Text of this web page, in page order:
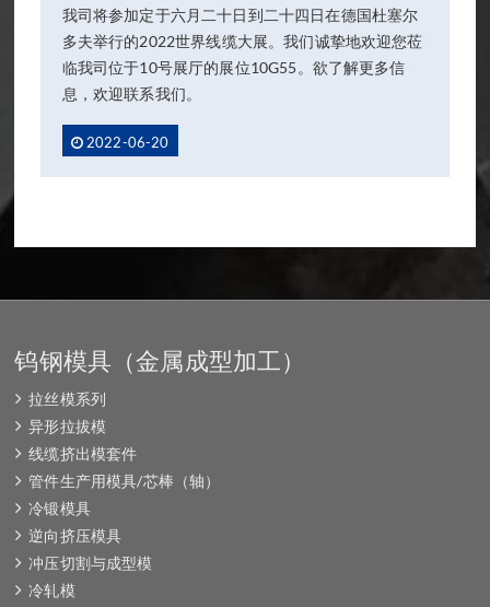
我司将参加定于六月二十日到二十四日在德国杜塞尔
多夫举行的2022世界线缆大展。我们诚挚地欢迎您莅
临我司位于10号展厅的展位10G55。欲了解更多信
息，欢迎联系我们。
2022-06-20
钨钢模具（金属成型加工）
拉丝模系列
异形拉拔模
线缆挤出模套件
管件生产用模具/芯棒（轴）
冷锻模具
逆向挤压模具
冲压切割与成型模
冷轧模